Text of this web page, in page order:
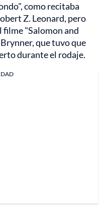
como recitaba
Z. Leonard, pero
filme "Salomon and
que tuvo que
durante el rodaje.